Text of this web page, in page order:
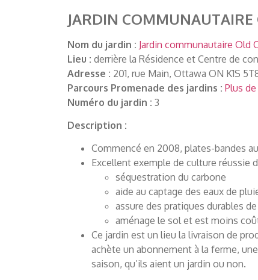
JARDIN COMMUNAUTAIRE
Nom du jardin : Jardin communautaire Old
Lieu : derrière la Résidence et Centre de
Adresse : 201, rue Main, Ottawa ON K1S
Parcours Promenade des jardins : Plus
Numéro du jardin : 3
Description :
Commencé en 2008, plates-bandes
Excellent exemple de culture réussie
séquestration du carbone
aide au captage des eaux de
assure des pratiques durables
aménage le sol et est moins
Ce jardin est un lieu la livraison de
achète un abonnement à la ferme,
saison, qu’ils aient un jardin ou non.